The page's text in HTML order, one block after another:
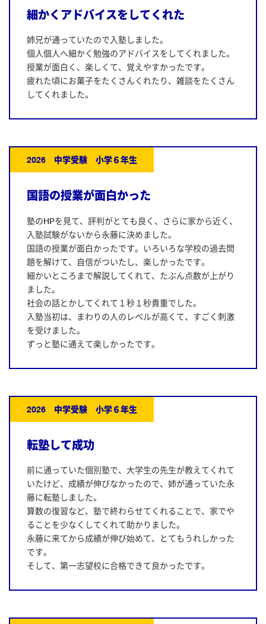
細かくアドバイスをしてくれた
姉兄が通っていたので入塾しました。
個人個人へ細かく勉強のアドバイスをしてくれました。
授業が面白く、楽しくて、覚えやすかったです。
疲れた頃にお菓子をたくさんくれたり、雑談をたくさん
してくれました。
2026 中学受験 小学６年生
国語の授業が面白かった
塾のHPを見て、評判がとても良く、さらに家から近く、
入塾試験がないから永藤に決めました。
国語の授業が面白かったです。いろいろな学校の過去問
題を解けて、自信がついたし、楽しかったです。
細かいところまで解説してくれて、たぶん点数が上がり
ました。
社会の話とかしてくれて１秒１秒貴重でした。
入塾当初は、まわりの人のレベルが高くて、すごく刺激
を受けました。
ずっと塾に通えて楽しかったです。
2026 中学受験 小学６年生
転塾して成功
前に通っていた個別塾で、大学生の先生が教えてくれて
いたけど、成績が伸びなかったので、姉が通っていた永
藤に転塾しました。
算数の復習など、塾で終わらせてくれることで、家でや
ることを少なくしてくれて助かりました。
永藤に来てから成績が伸び始めて、とてもうれしかった
です。
そして、第一志望校に合格できて良かったです。